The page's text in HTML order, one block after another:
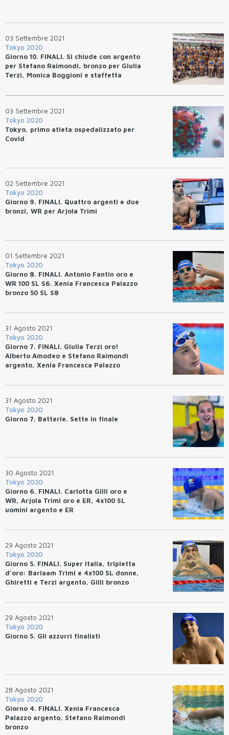
03 Settembre 2021
Tokyo 2020
Giorno 10. FINALI. Si chiude con argento
per Stefano Raimondi, bronzo per Giulia
Terzi, Monica Boggioni e staffetta
03 Settembre 2021
Tokyo 2020
Tokyo, primo atleta ospedalizzato per
Covid
02 Settembre 2021
Tokyo 2020
Giorno 9. FINALI. Quattro argenti e due
bronzi, WR per Arjola Trimi
01 Settembre 2021
Tokyo 2020
Giorno 8. FINALI. Antonio Fantin oro e
WR 100 SL S6. Xenia Francesca Palazzo
bronzo 50 SL S8
31 Agosto 2021
Tokyo 2020
Giorno 7. FINALI. Giulia Terzi oro!
Alberto Amodeo e Stefano Raimondi
argento, Xenia Francesca Palazzo
31 Agosto 2021
Tokyo 2020
Giorno 7. Batterie. Sette in finale
30 Agosto 2021
Tokyo 2020
Giorno 6. FINALI. Carlotta Gilli oro e
WR, Arjola Trimi oro e ER, 4x100 SL
uomini argento e ER
29 Agosto 2021
Tokyo 2020
Giorno 5. FINALI. Super Italia, tripletta
d'oro: Barlaam Trimi e 4x100 SL donne,
Ghiretti e Terzi argento, Gilli bronzo
29 Agosto 2021
Tokyo 2020
Giorno 5. Gli azzurri finalisti
28 Agosto 2021
Tokyo 2020
Giorno 4. FINALI. Xenia Francesca
Palazzo argento, Stefano Raimondi
bronzo